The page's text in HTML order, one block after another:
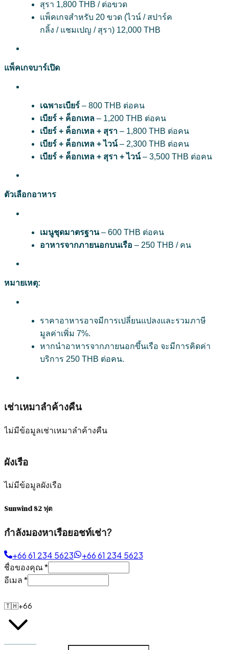
สุรา 1,800 THB / ต่อขวด
แพ็คเกจสำหรับ 20 ขวด (ไวน์ / สปาร์ค
กลิ้ง / แชมเปญ / สุรา) 12,000 THB
แพ็คเกจบาร์เปิด
เฉพาะเบียร์ – 800 THB ต่อคน
เบียร์ + ค็อกเทล – 1,200 THB ต่อคน
เบียร์ + ค็อกเทล + สุรา – 1,800 THB ต่อคน
เบียร์ + ค็อกเทล + ไวน์– 2,300 THB ต่อคน
เบียร์ + ค็อกเทล + สุรา + ไวน์– 3,500 THB ต่อคน
ตัวเลือกอาหาร
เมนูชุดมาตรฐาน– 600 THB ต่อคน
อาหารจากภายนอกบนเรือ – 250 THB / คน
หมายเหตุ:
ราคาอาหารอาจมีการเปลี่ยนแปลงและรวมภาษี
มูลค่าเพิ่ม 7%.
หากนำอาหารจากภายนอกขึ้นเรือ จะมีการคิดค่า
บริการ 250 THB ต่อคน.
เช่าเหมาลำค้างคืน
ไม่มีข้อมูลเช่าเหมาลำค้างคืน
ผังเรือ
ไม่มีข้อมูลผังเรือ
Sunwind 82 ฟุต
กำลังมองหาเรือยอชท์เช่า?
+66 61 234 5623
+66 61 234 5623
ชื่อของคุณ*
อีเมล*
🇹🇭+66